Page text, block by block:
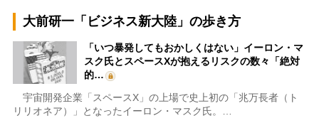
大前研一「ビジネス新大陸」の歩き方
「いつ暴発してもおかしくはない」イーロン・マ
スク氏とスペースXが抱えるリスクの数々「絶対
的…
宇宙開発企業「スペースX」の上場で史上初の「兆万長者（ト
リリオネア）」となったイーロン・マスク氏。…